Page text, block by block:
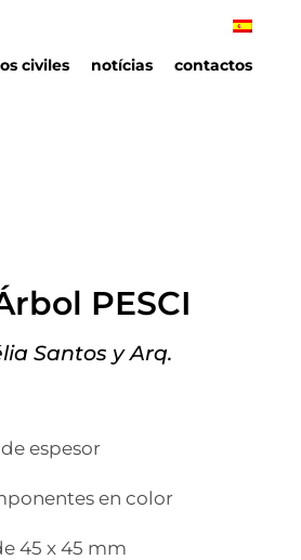
civiles notícias contactos
PESCI
Santos y Arq.
espesor
en color
45 x 45 mm